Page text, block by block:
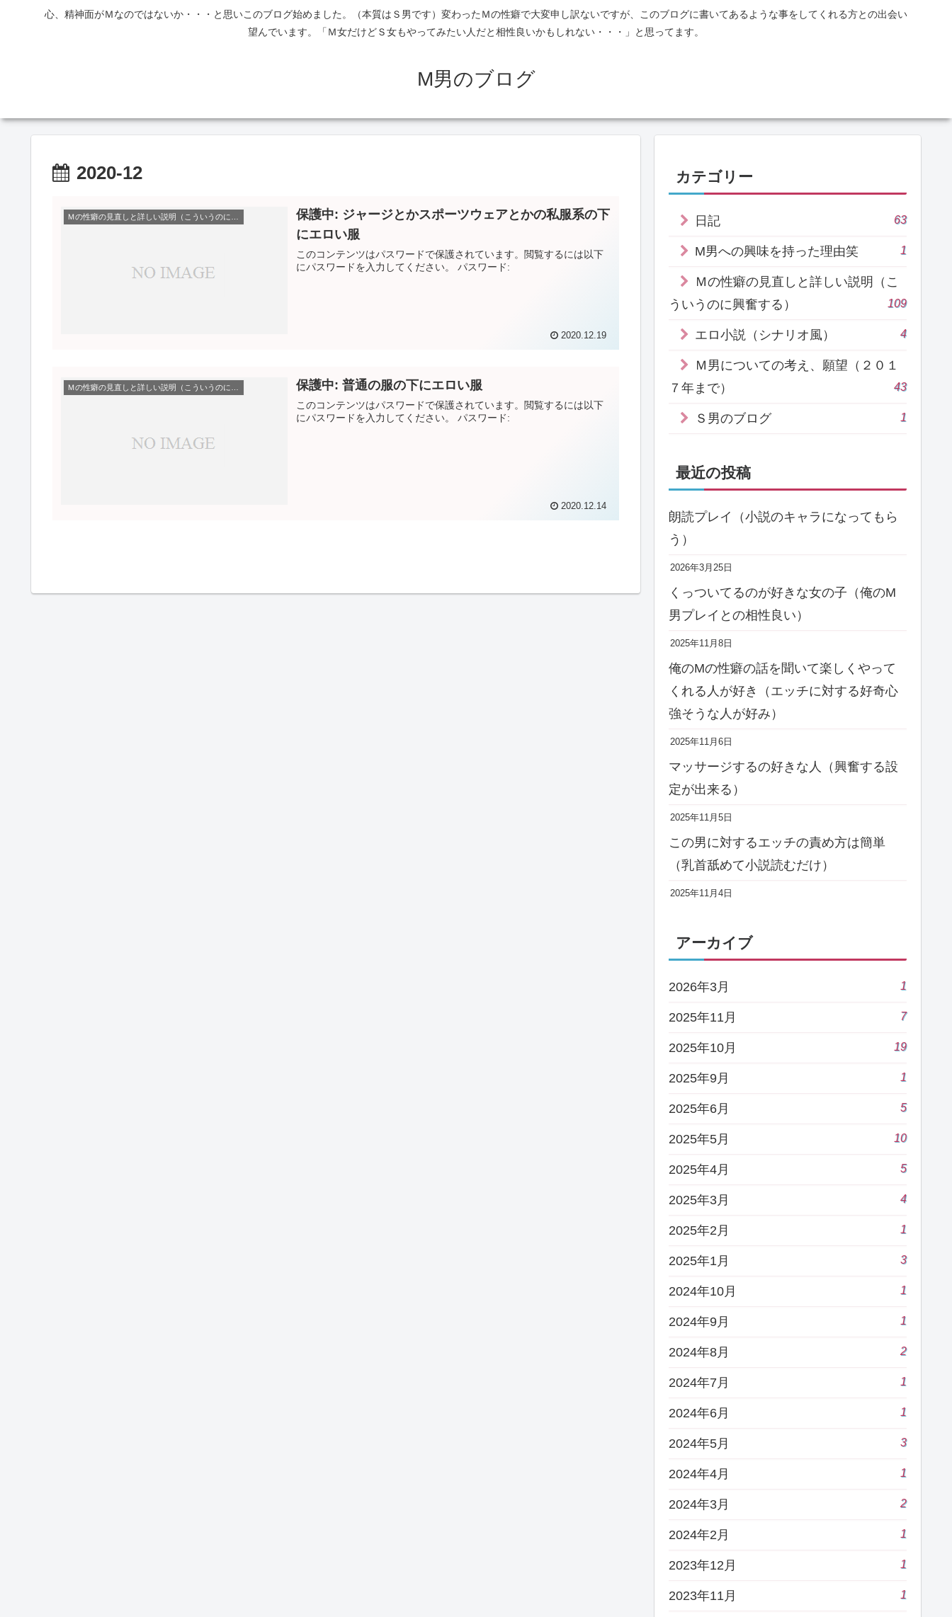
心、精神面がＭなのではないか・・・と思いこのブログ始めました。（本質はＳ男です）変わったＭの性癖で大変申し訳ないですが、このブログに書いてあるような事をしてくれる方との出会い
望んでいます。「Ｍ女だけどＳ女もやってみたい人だと相性良いかもしれない・・・」と思ってます。
M男のブログ
2020-12
保護中: ジャージとかスポーツウェアとかの私服系の下
にエロい服
このコンテンツはパスワードで保護されています。閲覧するには以下
にパスワードを入力してください。 パスワード:
2020.12.19
保護中: 普通の服の下にエロい服
このコンテンツはパスワードで保護されています。閲覧するには以下
にパスワードを入力してください。 パスワード:
2020.12.14
カテゴリー
日記 63
M男への興味を持った理由笑 1
Ｍの性癖の見直しと詳しい説明（こ
ういうのに興奮する）
109
エロ小説（シナリオ風） 4
Ｍ男についての考え、願望（２０１
７年まで）
43
Ｓ男のブログ 1
最近の投稿
朗読プレイ（小説のキャラになってもら
う）
2026年3月25日
くっついてるのが好きな女の子（俺のM
男プレイとの相性良い）
2025年11月8日
俺のMの性癖の話を聞いて楽しくやって
くれる人が好き（エッチに対する好奇心
強そうな人が好み）
2025年11月6日
マッサージするの好きな人（興奮する設
定が出来る）
2025年11月5日
この男に対するエッチの責め方は簡単
（乳首舐めて小説読むだけ）
2025年11月4日
アーカイブ
2026年3月 1
2025年11月 7
2025年10月 19
2025年9月 1
2025年6月 5
2025年5月 10
2025年4月 5
2025年3月 4
2025年2月 1
2025年1月 3
2024年10月 1
2024年9月 1
2024年8月 2
2024年7月 1
2024年6月 1
2024年5月 3
2024年4月 1
2024年3月 2
2024年2月 1
2023年12月 1
2023年11月 1